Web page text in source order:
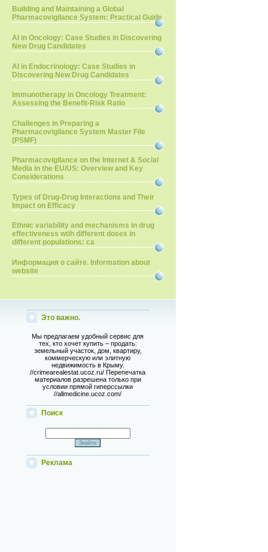
Building and Maintaining a Global
Pharmacovigilance System: Practical Guide
AI in Oncology: Case Studies in Discovering
New Drug Candidates
AI in Endocrinology: Case Studies in
Discovering New Drug Candidates
Immunotherapy in Oncology Treatment:
Assessing the Benefit-Risk Ratio
Challenges in Preparing a
Pharmacovigilance System Master File
(PSMF)
Pharmacovigilance on the Internet & Social
Media in the EU/US: Overview and Key
Considerations
Types of Drug-Drug Interactions and Their
Impact on Efficacy
Ethnic variability and mechanisms in drug
effectiveness wtih different doses in
different populations: ca
Информация о сайте. Information about
website
Это важно.
Мы предлагаем удобный сервис для
тех, кто хочет купить – продать:
земельный участок, дом, квартиру,
коммерческую или элитную
недвижимость в Крыму.
//crimearealestat.ucoz.ru/ Перепечатка
материалов разрешена только при
условии прямой гиперссылки
//allmedicine.ucoz.com/
Поиск
Реклама